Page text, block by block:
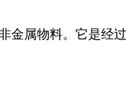
金属物料。它是经